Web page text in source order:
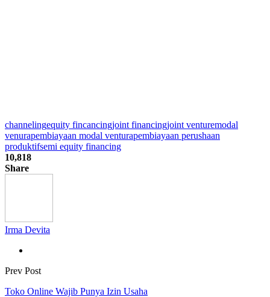
channelingequity fincancingjoint financingjoint venturemodal
venurapembiayaan modal venturapembiayaan perushaan
produktifsemi equity financing
10,818
Share
Irma Devita
Prev Post
Toko Online Wajib Punya Izin Usaha